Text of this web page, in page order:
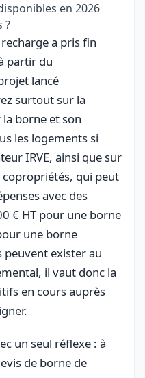
en 2026
?
a pris fin
partir du
lancé
surtout sur la
borne et son
les logements si
IRVE, ainsi que sur
copropriétés, qui peut
avec des
€ HT pour une borne
une borne
peuvent exister au
il vaut donc la
en cours auprès
un seul réflexe : à
de borne de